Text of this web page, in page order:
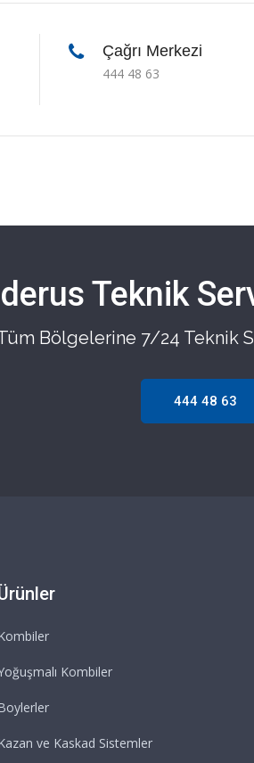
Çağrı Merkezi
444 48 63
Teknik
Bölgelerine 7/24 Teknik
444 48 63
Kombiler
ve Kaskad Sistemler